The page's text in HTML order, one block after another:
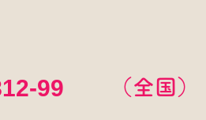
99 （全国）